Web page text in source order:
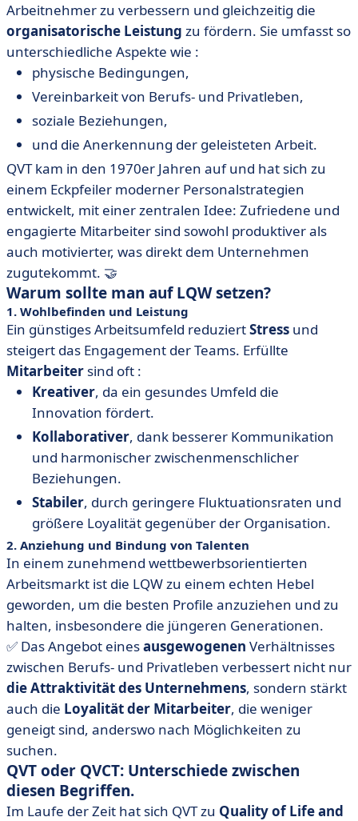
Arbeitnehmer zu verbessern und gleichzeitig die
organisatorische Leistung zu fördern. Sie umfasst so
unterschiedliche Aspekte wie :
physische Bedingungen,
Vereinbarkeit von Berufs- und Privatleben,
soziale Beziehungen,
und die Anerkennung der geleisteten Arbeit.
QVT kam in den 1970er Jahren auf und hat sich zu
einem Eckpfeiler moderner Personalstrategien
entwickelt, mit einer zentralen Idee: Zufriedene und
engagierte Mitarbeiter sind sowohl produktiver als
auch motivierter, was direkt dem Unternehmen
zugutekommt. 🤝
Warum sollte man auf LQW setzen?
1. Wohlbefinden und Leistung
Ein günstiges Arbeitsumfeld reduziertStress und
steigert das Engagement der Teams. Erfüllte
Mitarbeiter sind oft :
Kreativer, da ein gesundes Umfeld die
Innovation fördert.
Kollaborativer, dank besserer Kommunikation
und harmonischer zwischenmenschlicher
Beziehungen.
Stabiler, durch geringere Fluktuationsraten und
größere Loyalität gegenüber der Organisation.
2. Anziehung und Bindung von Talenten
In einem zunehmend wettbewerbsorientierten
Arbeitsmarkt ist die LQW zu einem echten Hebel
geworden, um die besten Profile anzuziehen und zu
halten, insbesondere die jüngeren Generationen.
✅ Das Angebot einesausgewogenen Verhältnisses
zwischen Berufs- und Privatleben verbessert nicht nur
die Attraktivität des Unternehmens, sondern stärkt
auch die Loyalität der Mitarbeiter, die weniger
geneigt sind, anderswo nach Möglichkeiten zu
suchen.
QVT oder QVCT: Unterschiede zwischen
diesen Begriffen.
Im Laufe der Zeit hat sich QVT zu Quality of Life and